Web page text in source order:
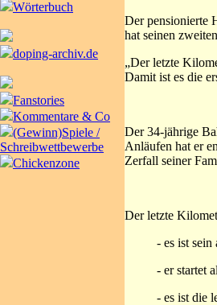
Wörterbuch
doping-archiv.de
Fanstories
Kommentare & Co
(Gewinn)Spiele /
Schreibwettbewerbe
Chickenzone
Der pensionierte
hat seinen
„Der letzte
Damit ist es die
Der 34-jährige
Anläufen hat er
Zerfall seiner
Der letzte
- es ist sein
- er startet
- es ist die